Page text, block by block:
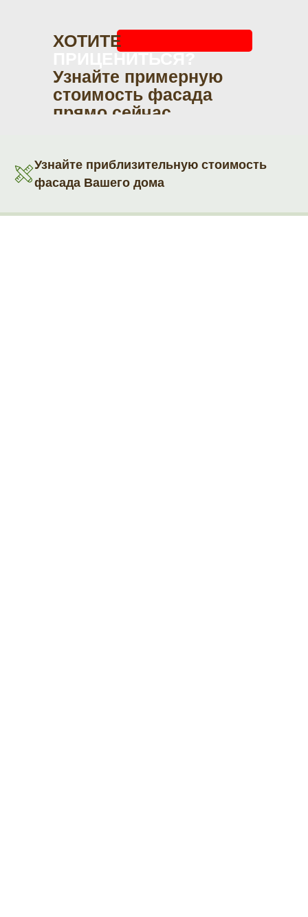
ХОТИТЕ
Узнайте примерную
стоимость фасада
прямо сейчас
Узнайте приблизительную стоимость
фасада Вашего дома